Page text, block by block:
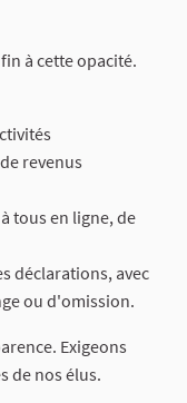
à cette opacité.
revenus
tous en ligne, de
déclarations, avec
ou d'omission.
Exigeons
de nos élus.